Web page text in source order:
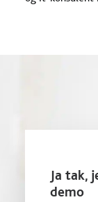
Ja tak,
demo